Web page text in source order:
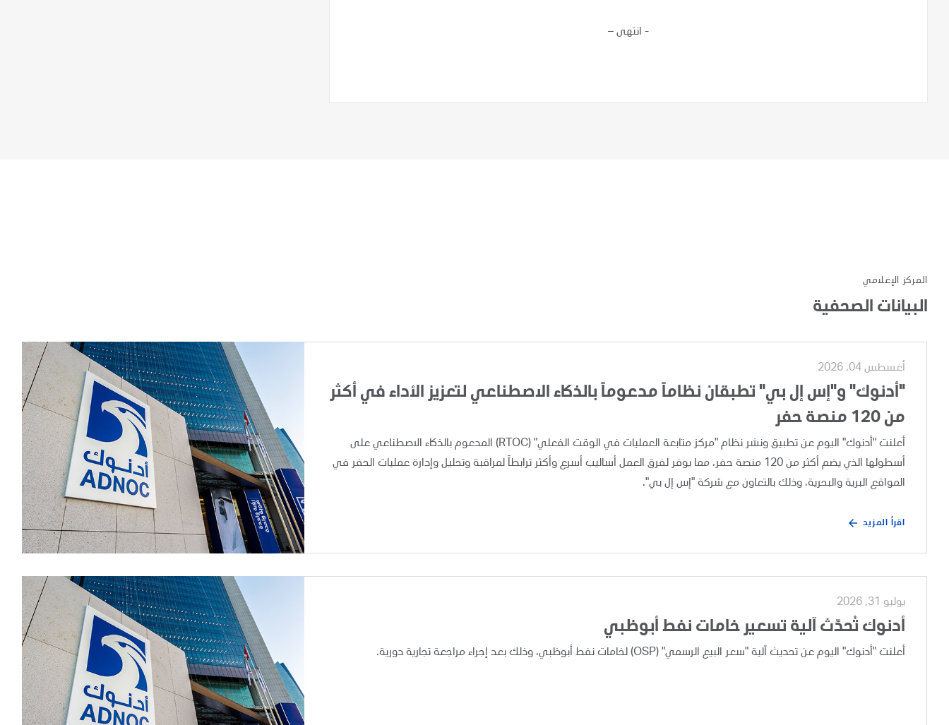
- انتهى –
المركز الإعلامي
البيانات الصحفية
أغسطس 04, 2026
"أدنوك" و"إس إل بي" تطبقان نظاماً مدعوماً بالذكاء الاصطناعي لتعزيز الأداء في أكثر
من 120 منصة حفر
أعلنت "أدنوك" اليوم عن تطبيق ونشر نظام "مركز متابعة العمليات في الوقت الفعلي" (RTOC) المدعوم بالذكاء الاصطناعي على
أسطولها الذي يضم أكثر من 120 منصة حفر، مما يوفر لفرق العمل أساليب أسرع وأكثر ترابطاً لمراقبة وتحليل وإدارة عمليات الحفر في
المواقع البرية والبحرية، وذلك بالتعاون مع شركة "إس إل بي".
اقرأ المزيد
يوليو 31, 2026
أدنوك تُحدّث آلية تسعير خامات نفط أبوظبي
أعلنت "أدنوك" اليوم عن تحديث آلية "سعر البيع الرسمي" (OSP) لخامات نفط أبوظبي، وذلك بعد إجراء مراجعة تجارية دورية.